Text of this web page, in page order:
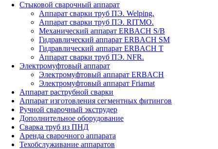
Стыковой сварочный аппарат
Аппарат сварки труб ПЭ. Welping.
Аппарат сварки труб ПЭ. RITMO.
Механический аппарат ERBACH S/B
Гидравлический аппарат ERBACH SM
Гидравлический аппарат ERBACH T
Аппарат сварки труб ПЭ. NFR.
Электромуфтовый аппарат
Электромуфтовый аппарат ERBACH
Электромуфтовый аппарат Friamat
Аппарат раструбной сварки
Аппарат изготовления сегментных фитингов
Ручной сварочный экструдер
Дополнительное оборудование
Сварка труб из ПНД
Аренда сварочного аппарата
Техобслуживание аппаратов